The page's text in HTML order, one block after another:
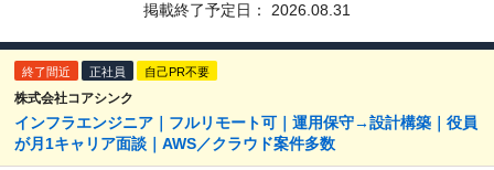
掲載終了予定日： 2026.08.31
終了間近 正社員 自己PR不要
株式会社コアシンク
インフラエンジニア｜フルリモート可｜運用保守→設計構築｜役員
が月1キャリア面談｜AWS／クラウド案件多数